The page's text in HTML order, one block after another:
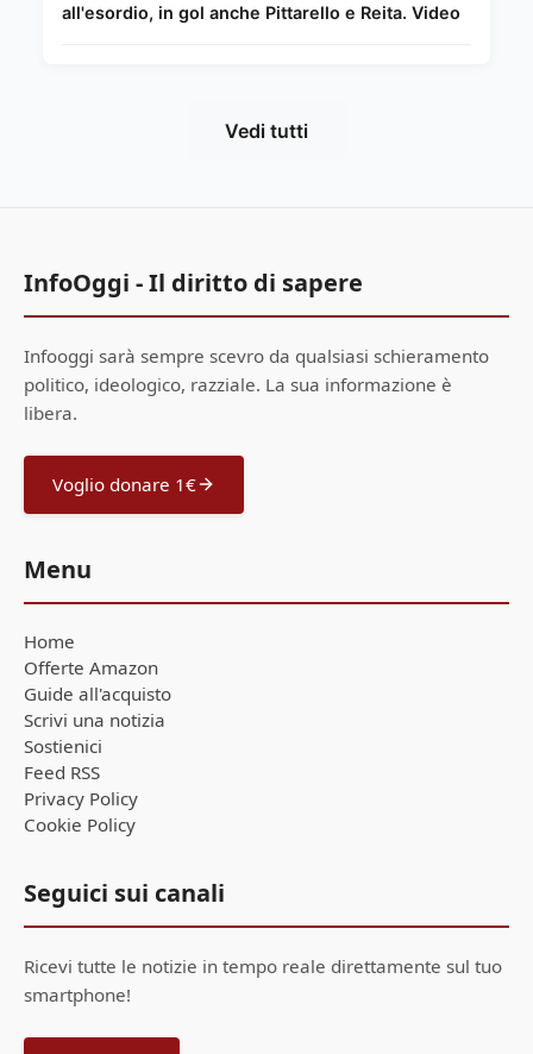
all'esordio, in gol anche Pittarello e Reita. Video
Vedi tutti
InfoOggi - Il diritto di sapere
Infooggi sarà sempre scevro da qualsiasi schieramento
politico, ideologico, razziale. La sua informazione è
libera.
Voglio donare 1€
Menu
Home
Offerte Amazon
Guide all'acquisto
Scrivi una notizia
Sostienici
Feed RSS
Privacy Policy
Cookie Policy
Seguici sui canali
Ricevi tutte le notizie in tempo reale direttamente sul tuo
smartphone!